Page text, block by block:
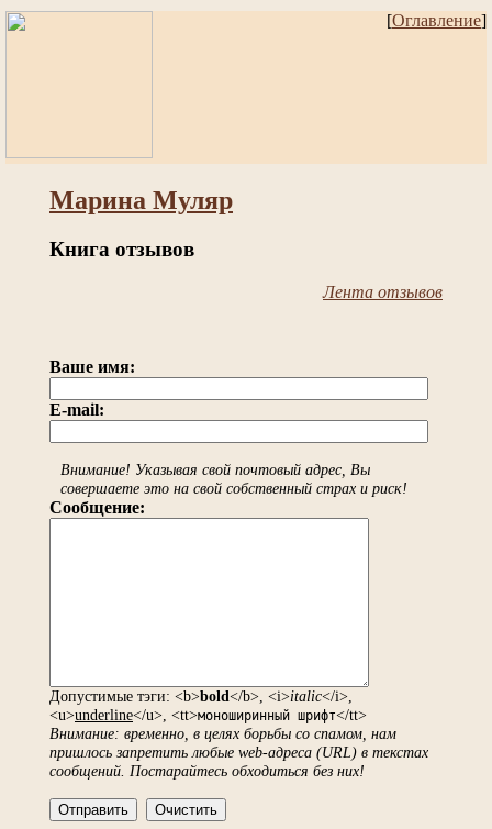
[Оглавление]
Марина Муляр
Книга отзывов
Лента отзывов
Ваше имя:
E-mail:
Внимание! Указывая свой почтовый адрес, Вы
совершаете это на свой собственный страх и риск!
Сообщение:
Допустимые тэги: <b>bold</b>, <i>italic</i>,
<u>underline</u>, <tt>моноширинный шрифт</tt>
Внимание: временно, в целях борьбы со спамом, нам
пришлось запретить любые web-адреса (URL) в текстах
сообщений. Постарайтесь обходиться без них!